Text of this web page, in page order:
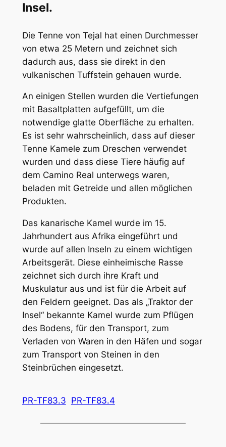
Insel.
Die Tenne von Tejal hat einen Durchmesser
von etwa 25 Metern und zeichnet sich
dadurch aus, dass sie direkt in den
vulkanischen Tuffstein gehauen wurde.
An einigen Stellen wurden die Vertiefungen
mit Basaltplatten aufgefüllt, um die
notwendige glatte Oberfläche zu erhalten.
Es ist sehr wahrscheinlich, dass auf dieser
Tenne Kamele zum Dreschen verwendet
wurden und dass diese Tiere häufig auf
dem Camino Real unterwegs waren,
beladen mit Getreide und allen möglichen
Produkten.
Das kanarische Kamel wurde im 15.
Jahrhundert aus Afrika eingeführt und
wurde auf allen Inseln zu einem wichtigen
Arbeitsgerät. Diese einheimische Rasse
zeichnet sich durch ihre Kraft und
Muskulatur aus und ist für die Arbeit auf
den Feldern geeignet. Das als „Traktor der
Insel“ bekannte Kamel wurde zum Pflügen
des Bodens, für den Transport, zum
Verladen von Waren in den Häfen und sogar
zum Transport von Steinen in den
Steinbrüchen eingesetzt.
PR-TF83.3 PR-TF83.4